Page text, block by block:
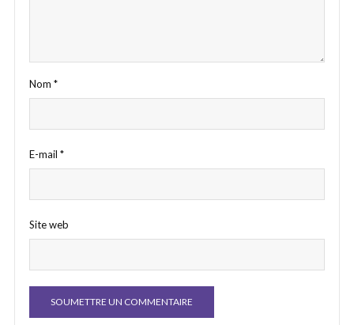
Nom *
E-mail *
Site web